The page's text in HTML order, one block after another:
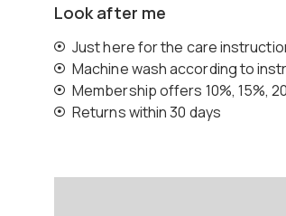
Look after me
Just here for the care
Machine wash according to
Membership offers 10%, 15%,
Returns within 30 days